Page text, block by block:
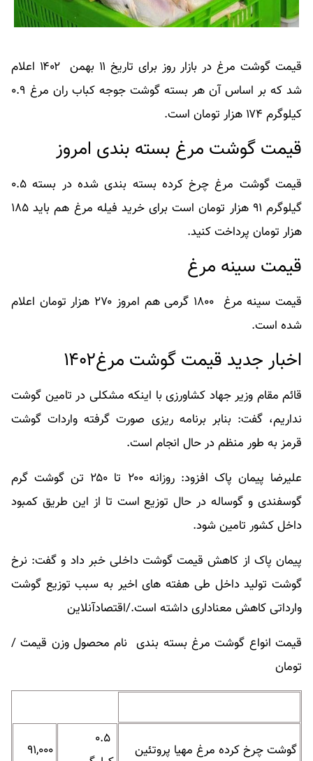
قیمت گوشت مرغ در بازار روز برای تاریخ ۱۱ بهمن ۱۴۰۲ اعلام
شد که بر اساس آن هر بسته گوشت جوجه کباب ران مرغ ۰.۹
کیلوگرم ۱۷۴ هزار تومان است.
قیمت گوشت مرغ بسته بندی امروز
قیمت گوشت مرغ چرخ کرده بسته بندی شده در بسته ۰.۵
گیلوگرم ۹۱ هزار تومان است برای خرید فیله مرغ هم باید ۱۸۵
هزار تومان پرداخت کنید.
قیمت سینه مرغ
قیمت سینه مرغ ۱۸۰۰ گرمی هم امروز ۲۷۰ هزار تومان اعلام
شده است.
اخبار جدید قیمت گوشت مرغ۱۴۰۲
قائم مقام وزیر جهاد کشاورزی با اینکه مشکلی در تامین گوشت
نداریم، گفت: بنابر برنامه ریزی صورت گرفته واردات گوشت
قرمز به طور منظم در حال انجام است.
علیرضا پیمان پاک افزود: روزانه ۲۰۰ تا ۲۵۰ تن گوشت گرم
گوسفندی و گوساله در حال توزیع است تا از این طریق کمبود
داخل کشور تامین شود.
پیمان پاک از کاهش قیمت گوشت داخلی خبر داد و گفت: نرخ
گوشت تولید داخل طی هفته های اخیر به سبب توزیع گوشت
وارداتی کاهش معناداری داشته است./اقتصادآنلاین
قیمت انواع گوشت مرغ بسته بندی نام محصول وزن قیمت /
تومان
گوشت چرخ کرده مرغ مهیا پروتئین
۰.۵
۹۱,۰۰۰